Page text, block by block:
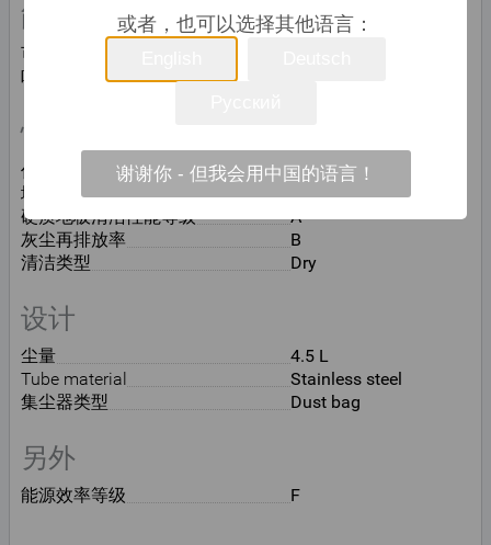
能量控制
可变水压（压力可调节）
吸力
性能
作业半径
11 m
地毯清洁性能等级
C
硬质地板清洁性能等级
A
灰尘再排放率
B
清洁类型
Dry
设计
尘量
4.5 L
Tube material
Stainless steel
集尘器类型
Dust bag
另外
能源效率等级 F
或者，也可以选择其他语言：
谢谢你 - 但我会用中国的语言！